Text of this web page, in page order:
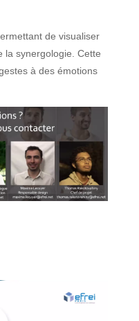
de visualiser
la synergologie. Cette
à des émotions